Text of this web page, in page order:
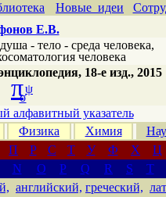
Новые идеи
Е.В.
- тело - среда человека,
человека
18-е изд., 2015
πψ
σ
алфавитный указатель
Физика Химия
П Р С Т У Ф Х Ц
N O P Q R S T
английский, греческий,